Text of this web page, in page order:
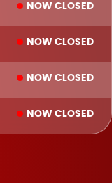
NOW CLOSED
NOW CLOSED
NOW CLOSED
NOW CLOSED